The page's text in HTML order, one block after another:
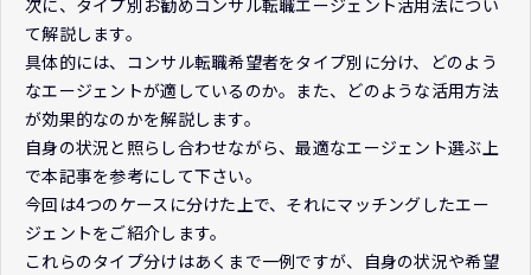
次に、タイプ別お勧めコンサル転職エージェント活用法につい
て解説します。
具体的には、コンサル転職希望者をタイプ別に分け、どのよう
なエージェントが適しているのか。また、どのような活用方法
が効果的なのかを解説します。
自身の状況と照らし合わせながら、最適なエージェント選ぶ上
で本記事を参考にして下さい。
今回は4つのケースに分けた上で、それにマッチングしたエー
ジェントをご紹介します。
これらのタイプ分けはあくまで一例ですが、自身の状況や希望